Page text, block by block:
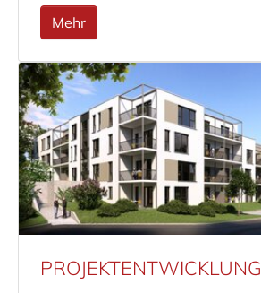
Mehr
PROJEKTENTWICKLUNG